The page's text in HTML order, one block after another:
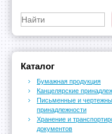
Каталог
Бумажная продукция
Канцелярские
Письменные и
принадлежности
Хранение и
документов